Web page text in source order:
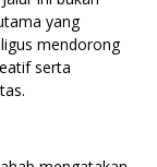
yang
mendorong
serta